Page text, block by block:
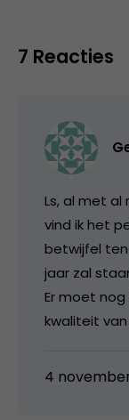
7 Reacties
Ls, al met al
vind ik het
betwijfel
jaar zal
Er moet
kwaliteit
4 november